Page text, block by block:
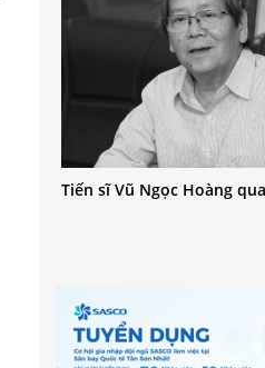
Tiến sĩ Vũ Ngọc Hoàng